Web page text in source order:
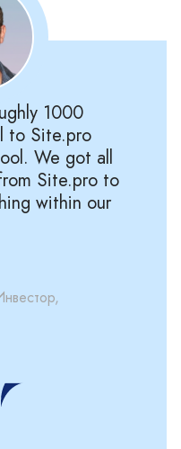
1000
to Site.pro
We got all
Site.pro to
within our